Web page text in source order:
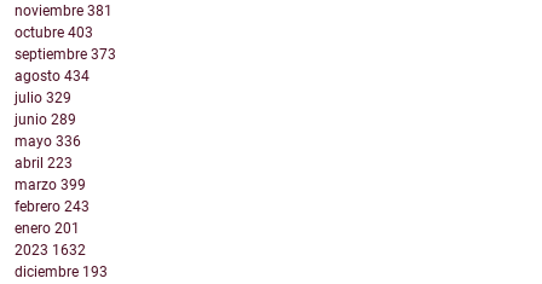
noviembre 381
octubre 403
septiembre 373
agosto 434
julio 329
junio 289
mayo 336
abril 223
marzo 399
febrero 243
enero 201
2023 1632
diciembre 193